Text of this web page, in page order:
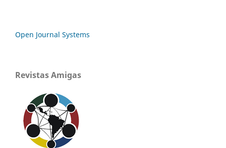
Open Journal Systems
Revistas Amigas